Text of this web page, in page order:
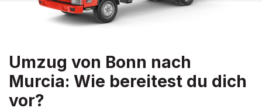
Umzug von Bonn nach
Murcia: Wie bereitest du dich
vor?